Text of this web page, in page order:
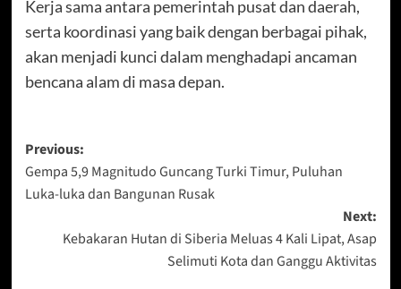
Kerja sama antara pemerintah pusat dan daerah,
serta koordinasi yang baik dengan berbagai pihak,
akan menjadi kunci dalam menghadapi ancaman
bencana alam di masa depan.
Post
navigation
Previous:
Gempa 5,9 Magnitudo Guncang Turki Timur, Puluhan
Luka-luka dan Bangunan Rusak
Next:
Kebakaran Hutan di Siberia Meluas 4 Kali Lipat, Asap
Selimuti Kota dan Ganggu Aktivitas